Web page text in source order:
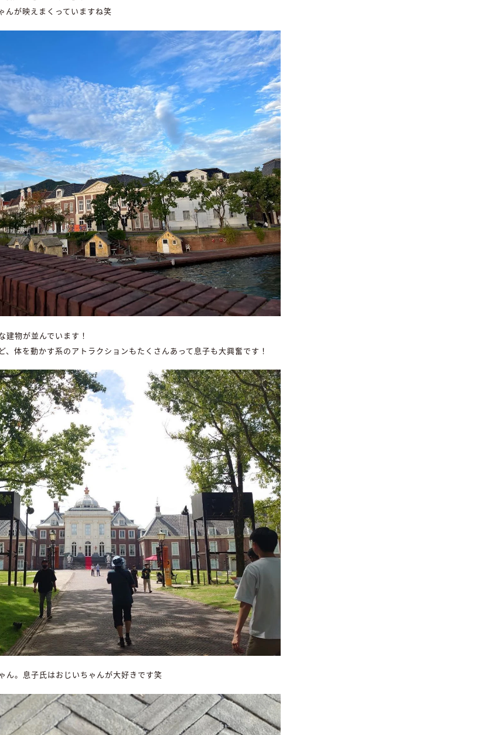
んが映えまくっていますね笑
建物が並んでいます！
、体を動かす系のアトラクションもたくさんあって息子も大興奮です！
ん。息子氏はおじいちゃんが大好きです笑